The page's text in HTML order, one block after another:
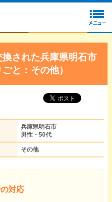
された兵庫県明石市
と：その他）
兵庫県明石市
男性・50代
その他
対応